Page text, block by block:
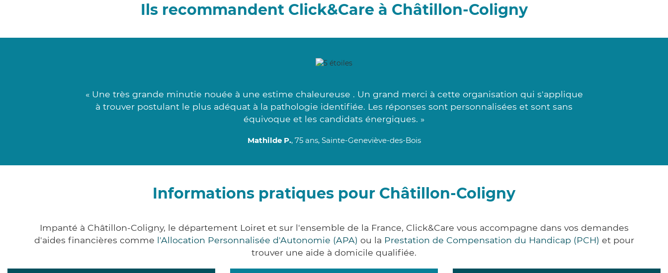
Ils recommandent Click&Care à Châtillon-Coligny
« Une très grande minutie nouée à une estime chaleureuse . Un grand merci à cette organisation qui s'applique
à trouver postulant le plus adéquat à la pathologie identifiée. Les réponses sont personnalisées et sont sans
équivoque et les candidats énergiques. »
Mathilde P., 75 ans, Sainte-Geneviève-des-Bois
Informations pratiques pour Châtillon-Coligny
Impanté à Châtillon-Coligny, le département Loiret et sur l'ensemble de la France, Click&Care vous accompagne dans vos demandes
d'aides financières comme l'Allocation Personnalisée d'Autonomie (APA) ou la Prestation de Compensation du Handicap (PCH) et pour
trouver une aide à domicile qualifiée.